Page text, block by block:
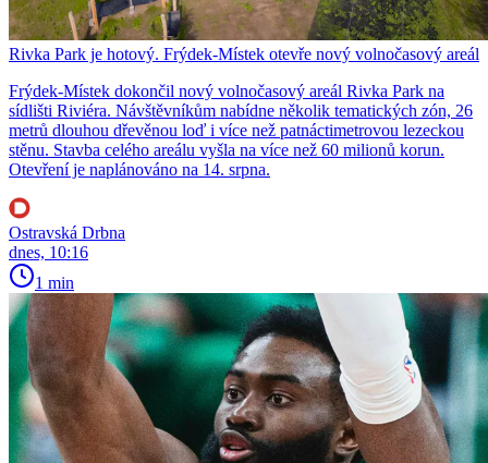
Rivka Park je hotový. Frýdek-Místek otevře nový volnočasový areál
Frýdek-Místek dokončil nový volnočasový areál Rivka Park na
sídlišti Riviéra. Návštěvníkům nabídne několik tematických zón, 26
metrů dlouhou dřevěnou loď i více než patnáctimetrovou lezeckou
stěnu. Stavba celého areálu vyšla na více než 60 milionů korun.
Otevření je naplánováno na 14. srpna.
Ostravská Drbna
dnes, 10:16
1 min